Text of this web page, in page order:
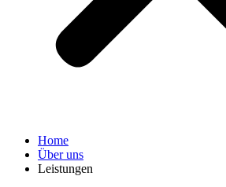
Home
Über uns
Leistungen